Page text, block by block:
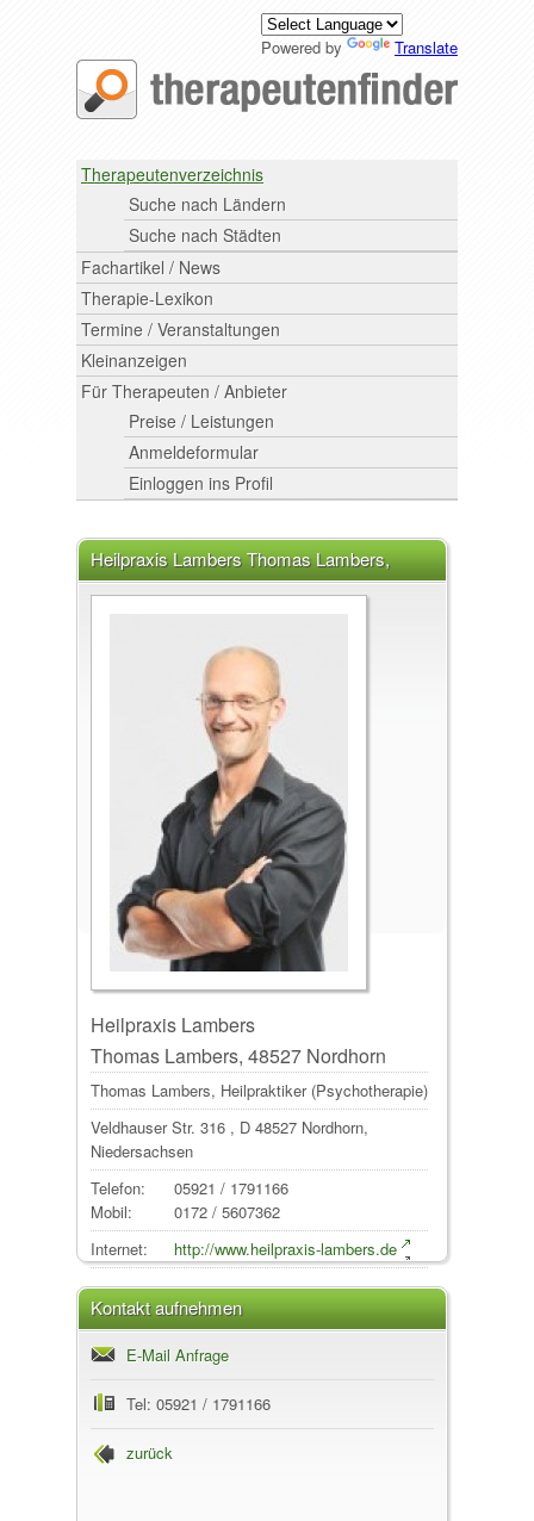
Powered by Translate
Therapeutenverzeichnis
Suche nach Ländern
Suche nach Städten
Fachartikel / News
Therapie-Lexikon
Termine / Veranstaltungen
Kleinanzeigen
Für Therapeuten / Anbieter
Preise / Leistungen
Anmeldeformular
Einloggen ins Profil
Heilpraxis Lambers Thomas Lambers,
48527 Nordhorn
Heilpraxis Lambers
Thomas Lambers, 48527 Nordhorn
Thomas Lambers, Heilpraktiker (Psychotherapie)
Veldhauser Str. 316 , D 48527 Nordhorn,
Niedersachsen
Telefon:
05921 / 1791166
Mobil:
0172 / 5607362
Internet:
http://www.heilpraxis-lambers.de
Kontakt aufnehmen
E-Mail Anfrage
Tel: 05921 / 1791166
zurück